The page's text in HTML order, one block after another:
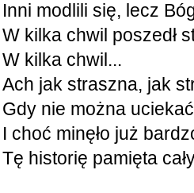
Inni modlili się, lecz
W kilka chwil poszedł
W kilka chwil...
Ach jak straszna, jak
Gdy nie można
I choć minęło już
Tę historię pamięta